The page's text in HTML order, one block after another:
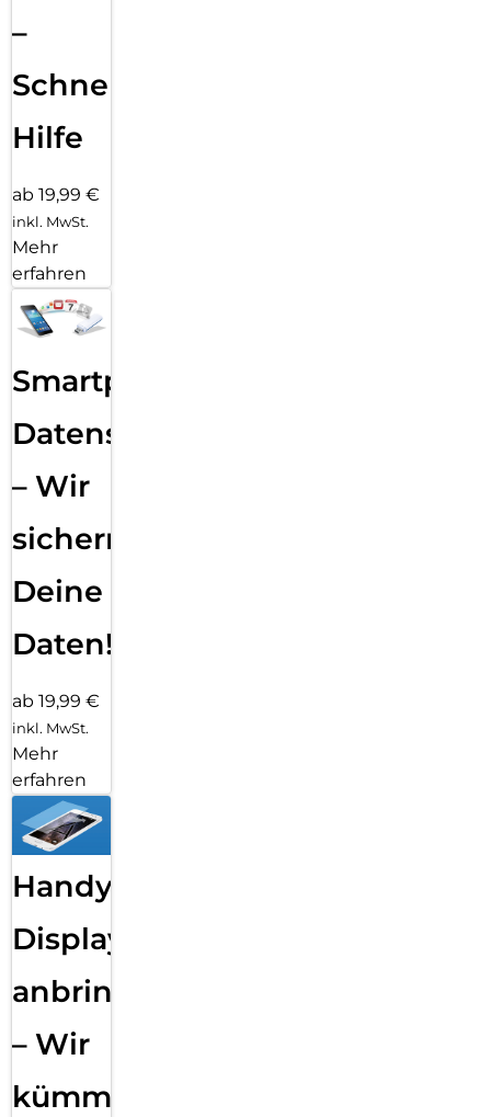
–
Schnelle
Hilfe
ab 19,99 €
inkl. MwSt.
Mehr
erfahren
Smartphone
Datensicherung
– Wir
sichern
Deine
Daten!
ab 19,99 €
inkl. MwSt.
Mehr
erfahren
Handy
Displayfolie
anbringen
– Wir
kümmern